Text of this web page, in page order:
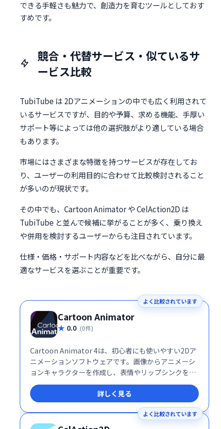
できる手軽さも魅力で、創造力を育むツールとしておす
すめです。
競合・代替サービス・似ているサ
ービス比較
TubiTube は 2Dアニメーションの中でも広く利用されて
いるサービスですが、目的や予算、求める機能、手厚い
サポート等によっては他の選択肢がより適している場合
もあります。
市場にはさまざまな特徴を持つサービスが存在してお
り、ユーザーの利用目的に合わせて比較検討されること
が多いのが現状です。
その中でも、Cartoon Animator や CelAction2D は
TubiTube と並んで候補に挙がることが多く、乗り換え
や併用を検討するユーザーからも注目されています。
仕様・価格・サポート内容などを比べながら、自分に最
適なサービスを選ぶことが重要です。
よく比較されています
Cartoon Animator
0.0 (0件)
Cartoon Animator 4は、初心者にも使いやすい2Dア
ニメーションソフトウェアです。画像からアニメーシ
ョンキャラクターを作成し、表情やリップシンクを簡
単に制御できます。3Dパララックス効果や2D視覚効
果も搭載。豊富なリソースとPhotoshopとの連携で、
効率的に魅力的なアニメーションを作成できます。
詳しく見る
よく比較されています